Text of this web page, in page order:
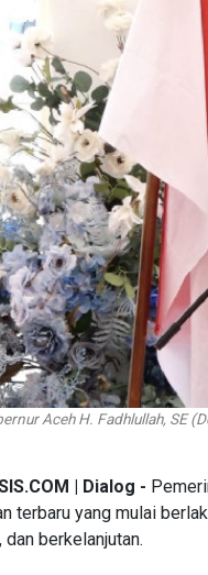
Aceh H. Fadhlullah, SE
| Dialog -
terbaru yang mulai
dan berkelanjutan.